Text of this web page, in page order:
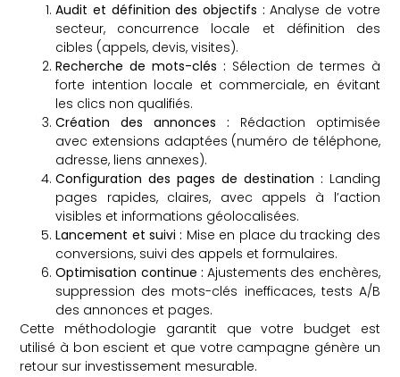
Audit et définition des objectifs : Analyse de votre
secteur, concurrence locale et définition des
cibles (appels, devis, visites).
Recherche de mots-clés : Sélection de termes à
forte intention locale et commerciale, en évitant
les clics non qualifiés.
Création des annonces : Rédaction optimisée
avec extensions adaptées (numéro de téléphone,
adresse, liens annexes).
Configuration des pages de destination : Landing
pages rapides, claires, avec appels à l’action
visibles et informations géolocalisées.
Lancement et suivi : Mise en place du tracking des
conversions, suivi des appels et formulaires.
Optimisation continue : Ajustements des enchères,
suppression des mots-clés inefficaces, tests A/B
des annonces et pages.
Cette méthodologie garantit que votre budget est
utilisé à bon escient et que votre campagne génère un
retour sur investissement mesurable.